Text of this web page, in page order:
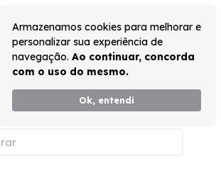
Armazenamos cookies para melhorar e
personalizar sua experiência de
navegação. Ao continuar, concorda
com o uso do mesmo.
Ok, entendi